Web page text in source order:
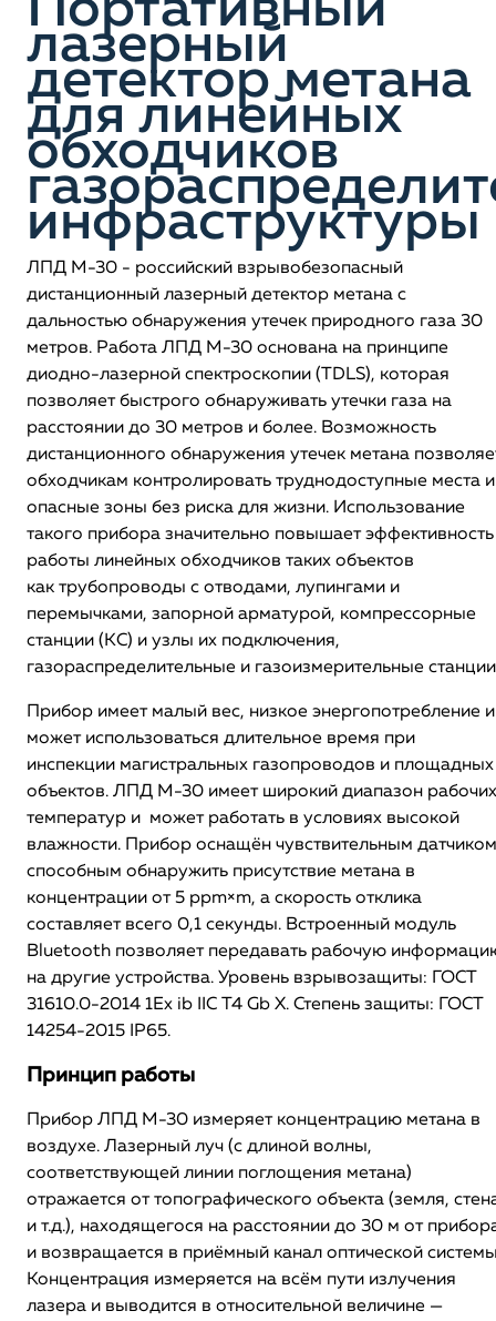
Портативный
лазерный
детектор метана
для линейных
обходчиков
инфраструктуры
ЛПД М-30 - российский взрывобезопасный
дистанционный лазерный детектор метана с
дальностью обнаружения утечек природного газа 30
метров. Работа ЛПД М-30 основана на принципе
диодно-лазерной спектроскопии (TDLS), которая
позволяет быстрого обнаруживать утечки газа на
расстоянии до 30 метров и более. Возможность
дистанционного обнаружения утечек метана
обходчикам контролировать труднодоступные места и
опасные зоны без риска для жизни. Использование
такого прибора значительно повышает эффективность
работы линейных обходчиков таких объектов
как трубопроводы с отводами, лупингами и
перемычками, запорной арматурой, компрессорные
станции (КС) и узлы их подключения,
газораспределительные и газоизмерительные
Прибор имеет малый вес, низкое энергопотребление и
может использоваться длительное время при
инспекции магистральных газопроводов и площадных
объектов. ЛПД М-30 имеет широкий диапазон рабочих
температур и может работать в условиях высокой
влажности. Прибор оснащён чувствительным
способным обнаружить присутствие метана в
концентрации от 5 ppm×m, а скорость отклика
составляет всего 0,1 секунды. Встроенный модуль
Bluetooth позволяет передавать рабочую
на другие устройства. Уровень взрывозащиты: ГОСТ
31610.0-2014 1Ex ib IIC T4 Gb X. Степень защиты: ГОСТ
14254-2015 IP65.
Принцип работы
Прибор ЛПД М-30 измеряет концентрацию метана в
воздухе. Лазерный луч (с длиной волны,
соответствующей линии поглощения метана)
отражается от топографического объекта (земля,
и т.д.), находящегося на расстоянии до 30 м от
и возвращается в приёмный канал оптической
Концентрация измеряется на всём пути излучения
лазера и выводится в относительной величине —